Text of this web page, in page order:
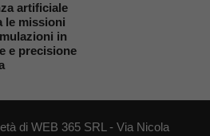
artificiale
le missioni
in
e precisione
di WEB 365 SRL - Via Nicola